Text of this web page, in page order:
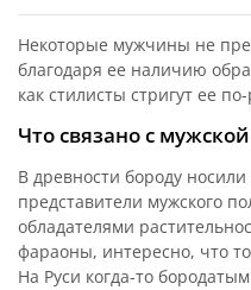
Некоторые мужчины не
благодаря ее наличию
как стилисты стригут ее
Что связано с
В древности бороду
представители мужского
обладателями
фараоны, интересно, что
На Руси когда-то